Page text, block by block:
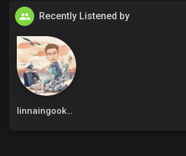
Recently Listened by
linnaingookkm